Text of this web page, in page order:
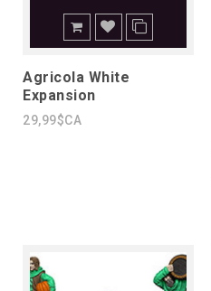
Agricola White
Expansion
29,99$CA